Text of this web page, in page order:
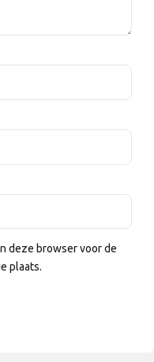
deze browser voor de
plaats.